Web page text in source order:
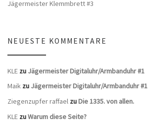
Jägermeister Klemmbrett #3
NEUESTE KOMMENTARE
KLE zu Jägermeister Digitaluhr/Armbanduhr #1
Maik zu Jägermeister Digitaluhr/Armbanduhr #1
Ziegenzupfer raffael zuDie 1335. von allen.
KLE zuWarum diese Seite?